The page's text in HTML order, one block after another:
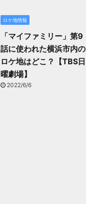
ロケ地情報
「マイファミリー」第9
話に使われた横浜市内の
ロケ地はどこ？【TBS日
曜劇場】
2022/6/6